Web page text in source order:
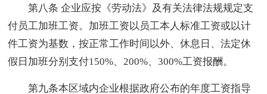
第八条 企业应按《劳动法》及有关法律法规规定支
付员工加班工资。加班工资以员工本人标准工资或以计
件工资为基数，按正常工作时间以外、休息日、法定休
假日加班分别支付150%、200%、300%工资报酬。
第九条本区域内企业根据政府公布的年度工资指导